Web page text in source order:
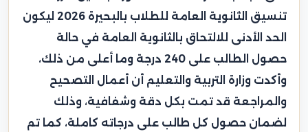
تنسيق الثانوية العامة للطلاب بالبحيرة 2026 ليكون
الحد الأدنى للالتحاق بالثانوية العامة في حالة
حصول الطالب على 240 درجة وما أعلى من ذلك،
وأكدت وزارة التربية والتعليم أن أعمال التصحيح
والمراجعة قد تمت بكل دقة وشفافية، وذلك
لضمان حصول كل طالب على درجاته كاملة، كما تم